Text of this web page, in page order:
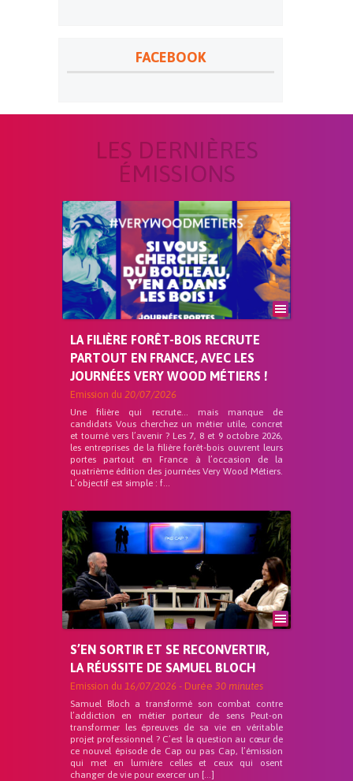
FACEBOOK
LES DERNIÈRES
ÉMISSIONS
LA FILIÈRE FORÊT-BOIS RECRUTE
PARTOUT EN FRANCE, AVEC LES
JOURNÉES VERY WOOD MÉTIERS !
Emission du 20/07/2026
Une filière qui recrute… mais manque de
candidats Vous cherchez un métier utile, concret
et tourné vers l’avenir ? Les 7, 8 et 9 octobre 2026,
les entreprises de la filière forêt-bois ouvrent leurs
portes partout en France à l’occasion de la
quatrième édition des journées Very Wood Métiers.
L’objectif est simple : f...
S’EN SORTIR ET SE RECONVERTIR,
LA RÉUSSITE DE SAMUEL BLOCH
Emission du 16/07/2026 - Durée 30 minutes
Samuel Bloch a transformé son combat contre
l’addiction en métier porteur de sens Peut-on
transformer les épreuves de sa vie en véritable
projet professionnel ? C’est la question au cœur de
ce nouvel épisode de Cap ou pas Cap, l’émission
qui met en lumière celles et ceux qui osent
changer de vie pour exercer un […]